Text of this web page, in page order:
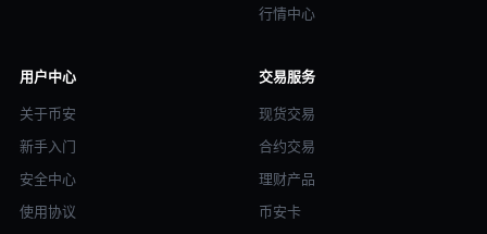
行情中心
用户中心
关于币安
新手入门
安全中心
使用协议
交易服务
现货交易
合约交易
理财产品
币安卡